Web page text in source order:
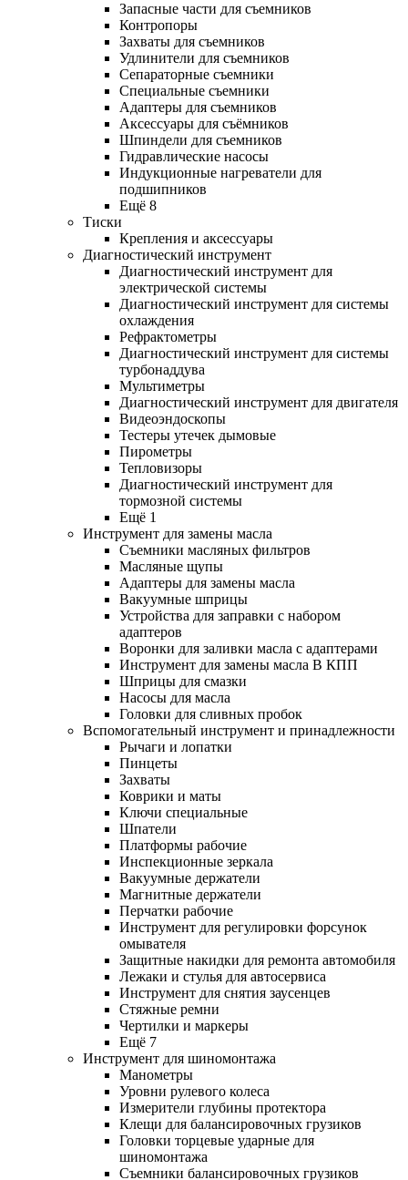
Запасные части для съемников
Контропоры
Захваты для съемников
Удлинители для съемников
Сепараторные съемники
Специальные съемники
Адаптеры для съемников
Аксессуары для съёмников
Шпиндели для съемников
Гидравлические насосы
Индукционные нагреватели для
подшипников
Ещё 8
Тиски
Крепления и аксессуары
Диагностический инструмент
Диагностический инструмент для
электрической системы
Диагностический инструмент для системы
охлаждения
Рефрактометры
Диагностический инструмент для системы
турбонаддува
Мультиметры
Диагностический инструмент для двигателя
Видеоэндоскопы
Тестеры утечек дымовые
Пирометры
Тепловизоры
Диагностический инструмент для
тормозной системы
Ещё 1
Инструмент для замены масла
Съемники масляных фильтров
Масляные щупы
Адаптеры для замены масла
Вакуумные шприцы
Устройства для заправки с набором
адаптеров
Воронки для заливки масла с адаптерами
Инструмент для замены масла В КПП
Шприцы для смазки
Насосы для масла
Головки для сливных пробок
Вспомогательный инструмент и принадлежности
Рычаги и лопатки
Пинцеты
Захваты
Коврики и маты
Ключи специальные
Шпатели
Платформы рабочие
Инспекционные зеркала
Вакуумные держатели
Магнитные держатели
Перчатки рабочие
Инструмент для регулировки форсунок
омывателя
Защитные накидки для ремонта автомобиля
Лежаки и стулья для автосервиса
Инструмент для снятия заусенцев
Стяжные ремни
Чертилки и маркеры
Ещё 7
Инструмент для шиномонтажа
Манометры
Уровни рулевого колеса
Измерители глубины протектора
Клещи для балансировочных грузиков
Головки торцевые ударные для
шиномонтажа
Съемники балансировочных грузиков